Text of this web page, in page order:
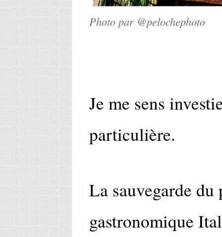
Photo par @pelochephoto
Je me sens
particulière.
La sauvegarde
gastronomique